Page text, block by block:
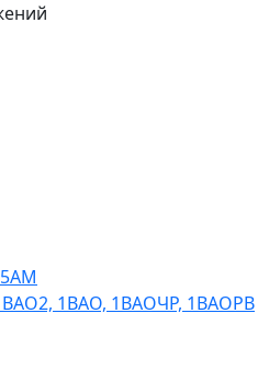
1ВАО, 1ВАОЧР, 1ВАОРВ